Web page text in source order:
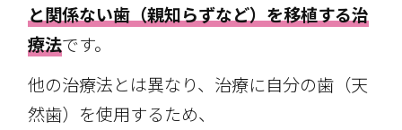
と関係ない歯（親知らずなど）を移植する治
療法です。
他の治療法とは異なり、治療に自分の歯（天
然歯）を使用するため、